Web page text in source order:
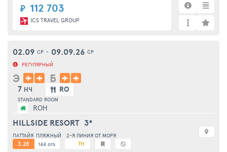
₽ 112 703
ICS TRAVEL GROUP
02.09 СР - 09.09.26 СР
РЕГУЛЯРНЫЙ
Э Б
7 НЧ RO
STANDARD ROOM
ROH
HILLSIDE RESORT 3*
ПАТТАЙЯ ПЛЯЖНЫЙ 2-Я ЛИНИЯ ОТ МОРЯ
3.28 144 отз. TH